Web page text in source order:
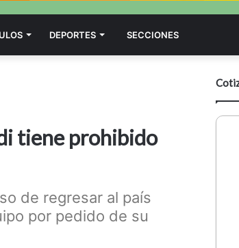
DEPORTES SECCIONES
tiene prohibido
de regresar al país
por pedido de su